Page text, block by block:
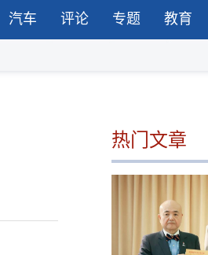
汽车 评论 专题 教育
热门文章